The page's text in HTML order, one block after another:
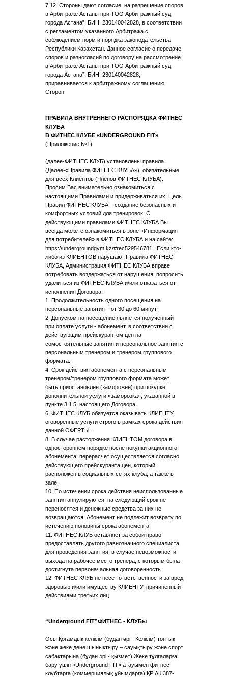
7.12. Стороны дают согласие, на разрешение споров
в Арбитраже Астаны при ТОО Арбитражный суд
города Астана”, БИН: 230140042828, в соответствии
с регламентом указанного Арбитража с
соблюдением норм и порядка законодательства
Республики Казахстан. Данное согласие о передаче
споров и разногласий по договору на рассмотрение
в Арбитраже Астаны при ТОО Арбитражный суд
города Астана”, БИН: 230140042828,
приравнивается к арбитражному соглашению
Сторон.
ПРАВИЛА ВНУТРЕННЕГО РАСПОРЯДКА ФИТНЕС
КЛУБА
В ФИТНЕС КЛУБЕ «UNDERGROUND FIT»
(Приложение №1)
(далее-ФИТНЕС КЛУБ) установлены правила
(Далее-«Правила ФИТНЕС КЛУБА»), обязательные
для всех Клиентов (Членов ФИТНЕС КЛУБА).
Просим Вас внимательно ознакомиться с
настоящими Правилами и придерживаться их. Цель
Правил ФИТНЕС КЛУБА – создание безопасных и
комфортных условий для тренировок. С
действующими правилами ФИТНЕС КЛУБА Вы
всегда можете ознакомиться в зоне «Информация
для потребителей» в ФИТНЕС КЛУБА и на сайте:
https://undergroundgym.kz/#rec529546781 . Если кто-
либо из КЛИЕНТОВ нарушают Правила ФИТНЕС
КЛУБА, Администрация ФИТНЕС КЛУБА вправе
потребовать воздержаться от нарушения, попросить
удалиться из ФИТНЕС КЛУБА и/или отказаться от
исполнения Договора.
1. Продолжительность одного посещения на
персональные занятия – от 30 до 60 минут.
2. Допуском на посещение является полученный
при оплате услуги - абонемент, в соответствии с
действующим прейскурантом цен на
сомостоятельные занятия и персональное занятия с
персональным тренером и тренером группового
формата.
4. Срок действия абонемента с персональным
тренером/тренером группового формата может
быть приостановлен (заморожен) при покупке
дополнительной услуги «заморозка», указанной в
пункте 3.1.5. настоящего Договора.
6. ФИТНЕС КЛУБ обязуется оказывать КЛИЕНТУ
оговоренные услуги строго в рамках срока действия
данной ОФЕРТЫ.
8. В случае расторжения КЛИЕНТОМ договора в
одностороннем порядке после покупки акционного
абонемента, перерасчет осуществляется согласно
действующего прейскуранта цен, который
расположен в социальных сетях клуба, а также в
зале.
10. По истечении срока действия неиспользованные
занятия аннулируются, на следующий срок не
переносятся и денежные средства за них не
возвращаются. Абонемент не подлежит возврату по
истечению половины срока абонемента.
11. ФИТНЕС КЛУБ оставляет за собой право
предоставлять другого равнозначного специалиста
для проведения занятия, в случае невозможности
выхода на рабочее место тренера, с которым была
достигнута первоначальная договоренность
12. ФИТНЕС КЛУБ не несет ответственности за вред
здоровью и/или имуществу КЛИЕНТУ, причиненный
действиями третьих лиц.
“Underground FIT”ФИТНЕС - КЛУБы
Осы Қоғамдық келісім (бұдан әрі - Келісім) топтық
және жеке дене шынықтыру – сауықтыру және спорт
сабақтарына (бұдан әрі - қызмет) Жеке тұлғаларға
бару үшін «Underground FIT» атауымен фитнес
клубтарға (коммерциялық ұйымдарға) ҚР АК 387-